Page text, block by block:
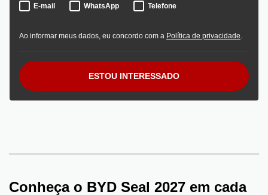
E-mail WhatsApp Telefone
Ao informar meus dados, eu concordo com a Política de privacidade
ESTOU INTERESSADO
Conheça o BYD Seal 2027 em cada